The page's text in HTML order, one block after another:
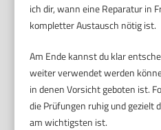
ich dir, wann eine Reparatur in
kompletter Austausch nötig ist.
Am Ende kannst du klar
weiter verwendet werden
in denen Vorsicht geboten ist.
die Prüfungen ruhig und gezielt
am wichtigsten ist.